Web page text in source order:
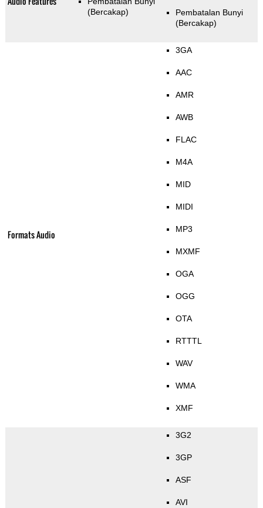
(Bercakap)
Pembatalan Bunyi
(Bercakap)
Formats Audio
3GA
AAC
AMR
AWB
FLAC
M4A
MID
MIDI
MP3
MXMF
OGA
OGG
OTA
RTTTL
WAV
WMA
XMF
3G2
3GP
ASF
AVI